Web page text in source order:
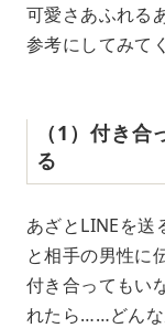
可愛さあふれる
参考にしてみて
（1）付き
る
あざとLINEを送
と相手の男性に
付き合ってもい
れたら……どんな